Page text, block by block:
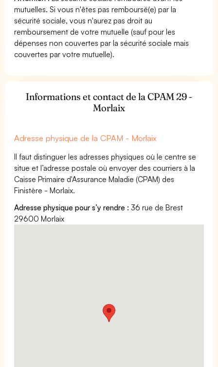
mutuelles. Si vous n'êtes pas remboursé(e) par la
sécurité sociale, vous n'aurez pas droit au
remboursement de votre mutuelle (sauf pour les
dépenses non couvertes par la sécurité sociale mais
couvertes par votre mutuelle).
Informations et contact de la CPAM 29 -
Morlaix
Adresse physique de la CPAM - Morlaix
Il faut distinguer les adresses physiques où le centre se
situe et l’adresse postale où envoyer des courriers à la
Caisse Primaire d'Assurance Maladie (CPAM) des
Finistère - Morlaix.
Adresse physique pour s’y rendre : 36 rue de Brest
29600 Morlaix